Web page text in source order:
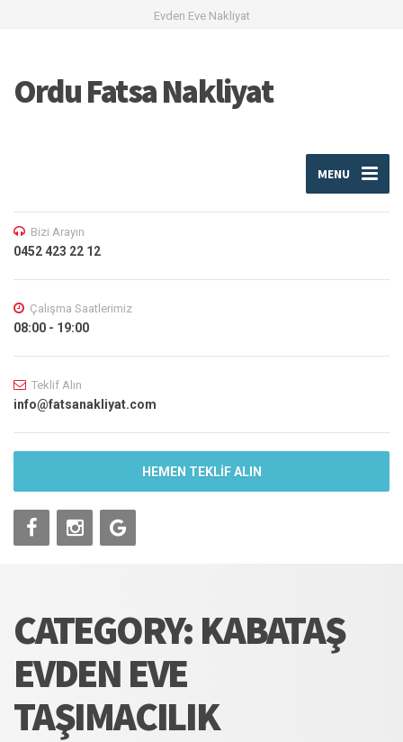
Evden Eve Nakliyat
Ordu Fatsa Nakliyat
MENU
Bizi Arayın
0452 423 22 12
Çalışma Saatlerimiz
08:00 - 19:00
Teklif Alın
info@fatsanakliyat.com
HEMEN TEKLİF ALIN
CATEGORY: KABATAŞ
EVDEN EVE
TAŞIMACILIK